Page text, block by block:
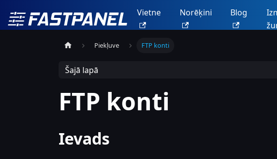
Vietne Norēķini Blog
Piekļuve FTP konti
Šajā lapā
FTP konti
Ievads